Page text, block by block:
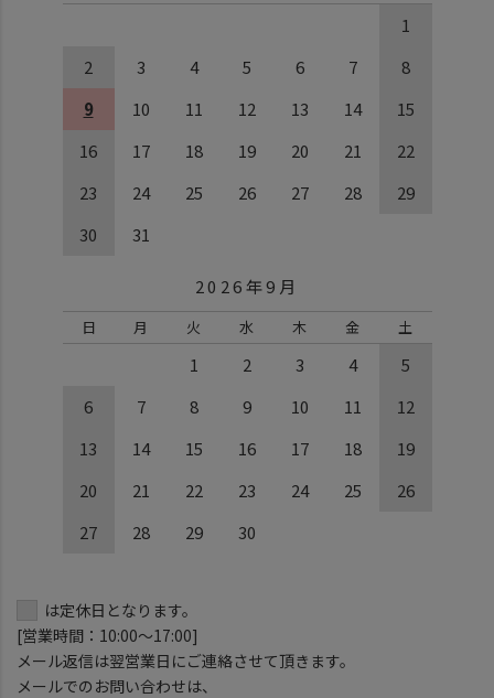
1
2
3 4 5 6 7
8
9
10 11 12 13 14
15
16
17 18 19 20 21
22
23
24 25 26 27 28
29
30
31
2026年9月
日 月 火 水 木 金 土
1 2 3 4
5
6
7 8 9 10 11
12
13
14 15 16 17 18
19
20
21 22 23 24 25
26
27
28 29 30
は定休日となります。
[営業時間：10:00～17:00]
メール返信は翌営業日にご連絡させて頂きます。
メールでのお問い合わせは、